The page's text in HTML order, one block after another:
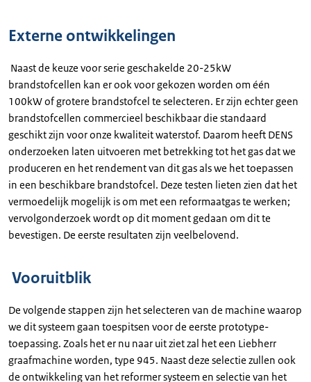
Externe ontwikkelingen
Naast de keuze voor serie geschakelde 20-25kW
brandstofcellen kan er ook voor gekozen worden om één
100kW of grotere brandstofcel te selecteren. Er zijn echter geen
brandstofcellen commercieel beschikbaar die standaard
geschikt zijn voor onze kwaliteit waterstof. Daarom heeft DENS
onderzoeken laten uitvoeren met betrekking tot het gas dat we
produceren en het rendement van dit gas als we het toepassen
in een beschikbare brandstofcel. Deze testen lieten zien dat het
vermoedelijk mogelijk is om met een reformaatgas te werken;
vervolgonderzoek wordt op dit moment gedaan om dit te
bevestigen. De eerste resultaten zijn veelbelovend.
Vooruitblik
De volgende stappen zijn het selecteren van de machine waarop
we dit systeem gaan toespitsen voor de eerste prototype-
toepassing. Zoals het er nu naar uit ziet zal het een Liebherr
graafmachine worden, type 945. Naast deze selectie zullen ook
de ontwikkeling van het reformer systeem en selectie van het